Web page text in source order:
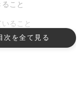
次を全て見る
こと
ること
るか
業する場合